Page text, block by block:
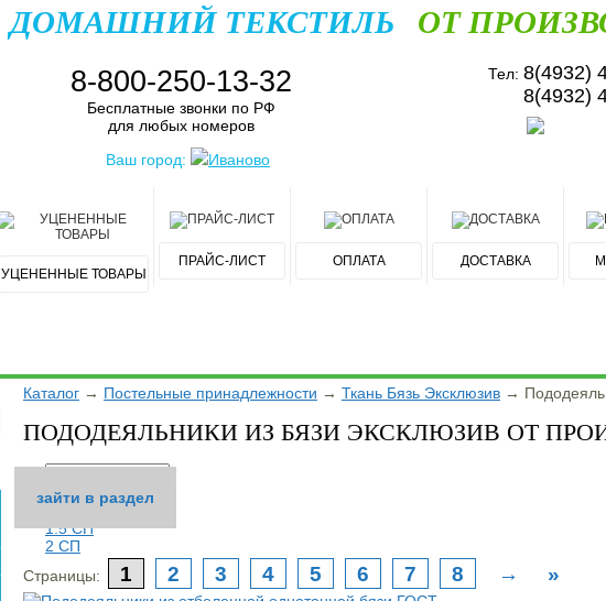
ДОМАШНИЙ ТЕКСТИЛЬ ОТ
8-800-250-13-32
Бесплатные звонки по РФ
для любых номеров
Тел: 8(4932)
8(4932)
Ваш город: Иваново
УЦЕНЕННЫЕ ТОВАРЫ
ПРАЙС-ЛИСТ ОПЛАТА ДОСТАВКА
Каталог → Постельные принадлежности → Ткань Бязь Эксклюзив →
ПОДОДЕЯЛЬНИКИ ИЗ БЯЗИ ЭКСКЛЮЗИВ ОТ
Размер
Подростковый
1.5 СП
2 СП
Страницы:
1 2 3 4 5 6 7 8 → »
зайти в раздел
зайти в раздел
зайти в раздел
зайти в раздел
зайти в раздел
зайти в раздел
зайти в раздел
зайти в раздел
зайти в раздел
зайти в раздел
зайти в раздел
зайти в раздел
зайти в раздел
зайти в раздел
зайти в раздел
зайти в раздел
зайти в раздел
зайти в раздел
зайти в раздел
зайти в раздел
зайти в раздел
зайти в раздел
зайти в раздел
зайти в раздел